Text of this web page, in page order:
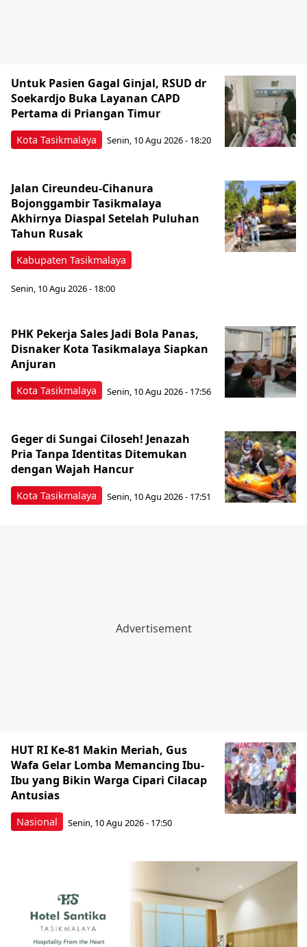
Kota Tasikmalaya
Untuk Pasien Gagal Ginjal, RSUD dr
Soekardjo Buka Layanan CAPD
Pertama di Priangan Timur
Senin, 10 Agu 2026 - 18:20
Kabupaten Tasikmalaya
Jalan Cireundeu-Cihanura
Bojonggambir Tasikmalaya
Akhirnya Diaspal Setelah Puluhan
Tahun Rusak
Senin, 10 Agu 2026 - 18:00
Kota Tasikmalaya
PHK Pekerja Sales Jadi Bola Panas,
Disnaker Kota Tasikmalaya Siapkan
Anjuran
Senin, 10 Agu 2026 - 17:56
Kota Tasikmalaya
Geger di Sungai Ciloseh! Jenazah
Pria Tanpa Identitas Ditemukan
dengan Wajah Hancur
Senin, 10 Agu 2026 - 17:51
Nasional
HUT RI Ke-81 Makin Meriah, Gus
Wafa Gelar Lomba Memancing Ibu-
Ibu yang Bikin Warga Cipari Cilacap
Antusias
Senin, 10 Agu 2026 - 17:50